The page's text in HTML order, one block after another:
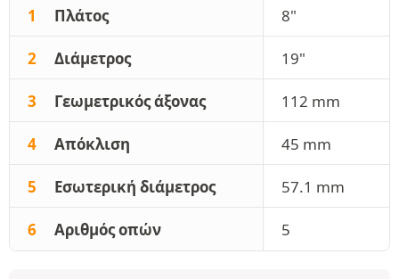
1 Πλάτος 8"
2 Διάμετρος 19"
3 Γεωμετρικός άξονας 112 mm
4 Απόκλιση 45 mm
5 Εσωτερική διάμετρος 57.1 mm
6 Αριθμός οπών 5